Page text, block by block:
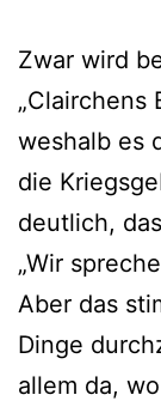
Zwar wird
„Clairchens
weshalb es
die
deutlich,
„Wir
Aber das
Dinge
allem da,